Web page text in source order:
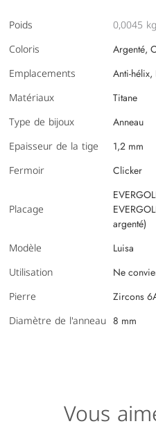
Poids
0,0045 kg
Coloris
Argenté,
Emplacements Anti-hélix,
Matériaux Titane
Type de bijoux Anneau
Epaisseur de la tige 1,2 mm
Fermoir Clicker
Placage
argenté)
Modèle Luisa
Utilisation Ne
Pierre Zircons
Diamètre de l'anneau 8 mm
Vous